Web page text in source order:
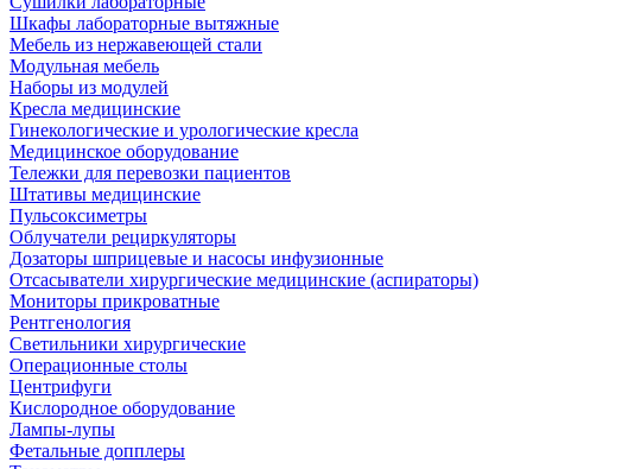
Шкафы лабораторные вытяжные
Мебель из нержавеющей стали
Модульная мебель
Наборы из модулей
Кресла медицинские
Гинекологические и урологические кресла
Медицинское оборудование
Тележки для перевозки пациентов
Штативы медицинские
Пульсоксиметры
Облучатели рециркуляторы
Дозаторы шприцевые и насосы инфузионные
Отсасыватели хирургические медицинские (аспираторы)
Мониторы прикроватные
Рентгенология
Светильники хирургические
Операционные столы
Центрифуги
Кислородное оборудование
Лампы-лупы
Фетальные допплеры